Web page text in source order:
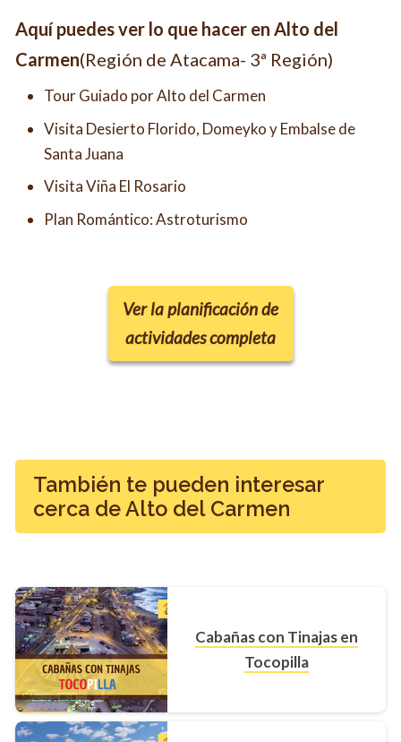
Aquí puedes ver lo que hacer en Alto del
Carmen(Región de Atacama- 3ª Región)
Tour Guiado por Alto del Carmen
Visita Desierto Florido, Domeyko y Embalse de
Santa Juana
Visita Viña El Rosario
Plan Romántico: Astroturismo
Ver la planificación de
actividades completa
También te pueden interesar
cerca de Alto del Carmen
Cabañas con Tinajas en
Tocopilla